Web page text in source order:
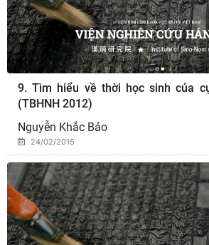
9. Tìm hiểu về thời học sinh của
(TBHNH 2012)
Nguyễn Khắc Bảo
24/02/2015